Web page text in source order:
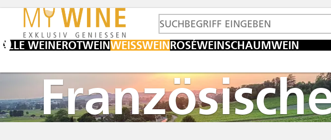
ALLE WEINEROTWEINWEISSWEINROSÉWEINSCHAUMWEIN